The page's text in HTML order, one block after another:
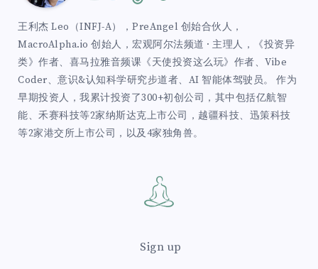
王利杰 Leo（INFJ-A），PreAngel 创始合伙人，
MacroAlpha.io 创始人，宏观阿尔法频道 · 主理人，《投资异
类》作者、喜马拉雅音频课《天使投资这么玩》作者、Vibe
Coder、意识&认知科学研究步道者、AI 智能体驾驶员。 作为
早期投资人，我累计投资了300+初创公司，其中包括亿航智
能、禾赛科技等2家纳斯达克上市公司，越疆科技、迅策科技
等2家港交所上市公司，以及4家独角兽。
Sign up